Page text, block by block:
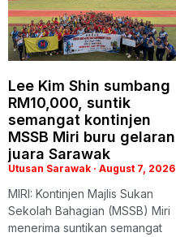
Lee Kim Shin sumbang
RM10,000, suntik
semangat kontinjen
MSSB Miri buru gelaran
juara Sarawak
Utusan Sarawak August 7, 2026
MIRI: Kontinjen Majlis Sukan
Sekolah Bahagian (MSSB) Miri
menerima suntikan semangat